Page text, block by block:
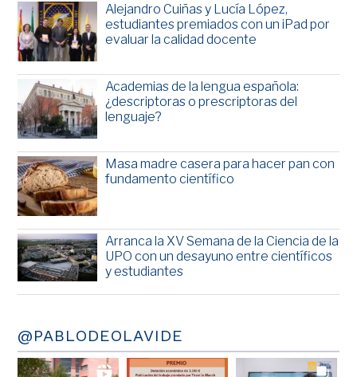
Alejandro Cuiñas y Lucía López,
estudiantes premiados con un iPad por
evaluar la calidad docente
Academias de la lengua española:
¿descriptoras o prescriptoras del
lenguaje?
Masa madre casera para hacer pan con
fundamento científico
Arranca la XV Semana de la Ciencia de la
UPO con un desayuno entre científicos
y estudiantes
@PABLODEOLAVIDE